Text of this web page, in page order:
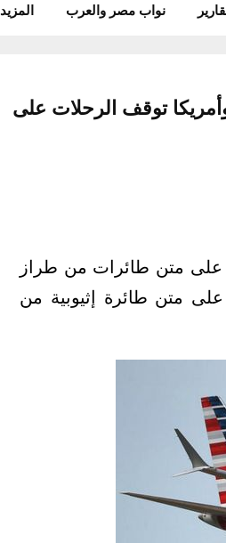
نواب مصر والعرب المزيد
مصر تمنع مرور بيونغ 737 ماكس وأمريكا توقف الرحلات على
على متن طائرات من طراز
من مقتل 157 شخصا كانوا على متن طائرة إثيوبية من